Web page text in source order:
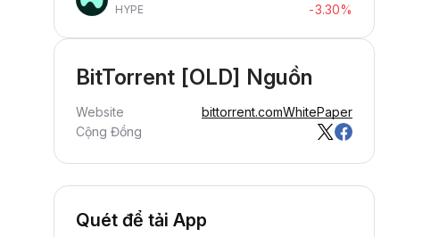
HYPE
-3.30%
BitTorrent [OLD] Nguồn
Website bittorrent.comWhitePaper
Cộng Đồng
Quét để tải App